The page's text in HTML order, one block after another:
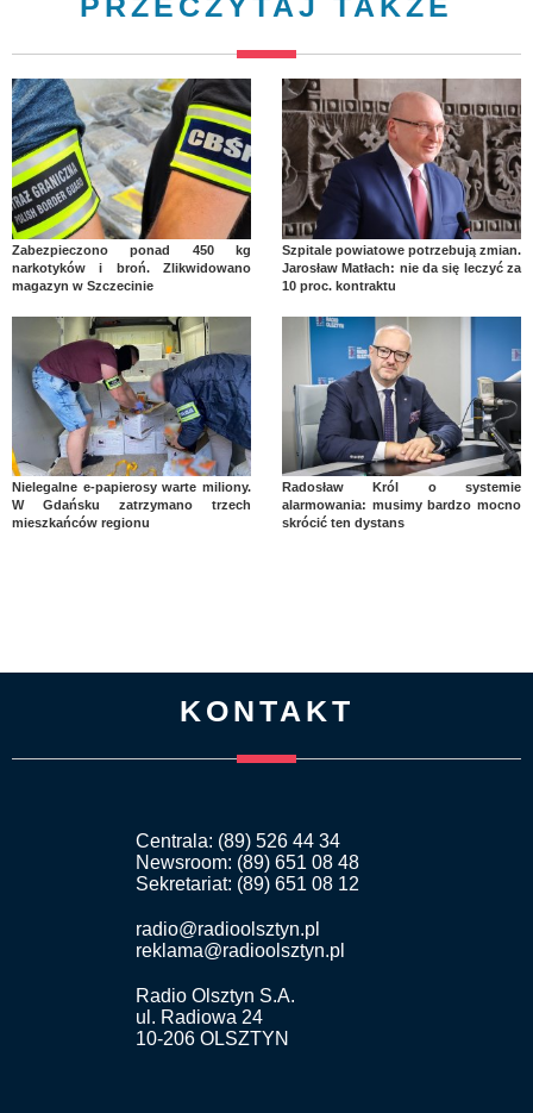
Zabezpieczono ponad 450 kg
narkotyków i broń. Zlikwidowano
magazyn w Szczecinie
Szpitale powiatowe potrzebują zmian.
Jarosław Matłach: nie da się leczyć za
10 proc. kontraktu
Nielegalne e-papierosy warte miliony.
W Gdańsku zatrzymano trzech
mieszkańców regionu
Radosław Król o systemie
alarmowania: musimy bardzo mocno
skrócić ten dystans
KONTAKT
Centrala: (89) 526 44 34
Newsroom: (89) 651 08 48
Sekretariat: (89) 651 08 12
radio@radioolsztyn.pl
reklama@radioolsztyn.pl
Radio Olsztyn S.A.
ul. Radiowa 24
10-206 OLSZTYN